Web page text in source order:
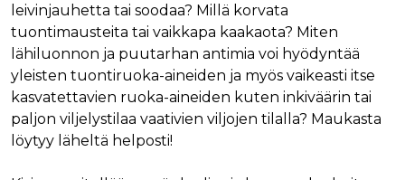
leivinjauhetta tai soodaa? Millä korvata
tuontimausteita tai vaikkapa kaakaota? Miten
lähiluonnon ja puutarhan antimia voi hyödyntää
yleisten tuontiruoka-aineiden ja myös vaikeasti itse
kasvatettavien ruoka-aineiden kuten inkiväärin tai
paljon viljelystilaa vaativien viljojen tilalla? Maukasta
löytyy läheltä helposti!